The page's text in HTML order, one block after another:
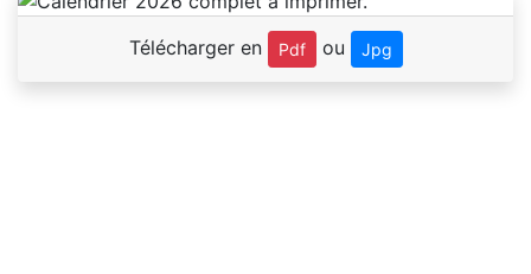
Télécharger en Pdf ou Jpg